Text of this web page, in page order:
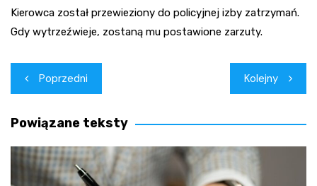
Kierowca został przewieziony do policyjnej izby zatrzymań.
Gdy wytrzeźwieje, zostaną mu postawione zarzuty.
Nawigacja
wpisu
Poprzedni Kolejny
Powiązane teksty